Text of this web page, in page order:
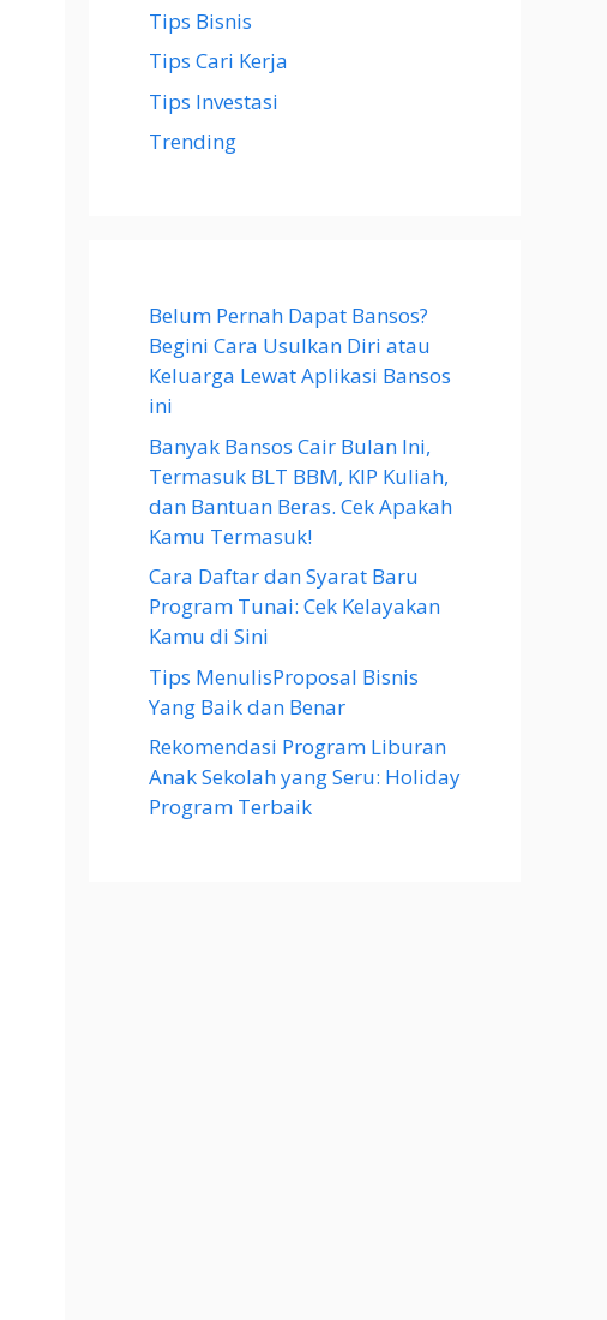
Tips Bisnis
Tips Cari Kerja
Tips Investasi
Trending
Belum Pernah Dapat Bansos?
Begini Cara Usulkan Diri atau
Keluarga Lewat Aplikasi Bansos
ini
Banyak Bansos Cair Bulan Ini,
Termasuk BLT BBM, KIP Kuliah,
dan Bantuan Beras. Cek Apakah
Kamu Termasuk!
Cara Daftar dan Syarat Baru
Program Tunai: Cek Kelayakan
Kamu di Sini
Tips MenulisProposal Bisnis
Yang Baik dan Benar
Rekomendasi Program Liburan
Anak Sekolah yang Seru: Holiday
Program Terbaik